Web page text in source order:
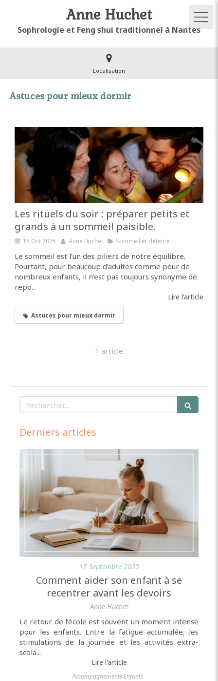
Anne Huchet
Sophrologie et Feng shui traditionnel à Nantes
Localisation
Astuces pour mieux dormir
Les rituels du soir : préparer petits et
grands à un sommeil paisible.
15 Oct 2025 Anne Huchet Sommeil et détente
Le sommeil est l’un des piliers de notre équilibre.
Pourtant, pour beaucoup d’adultes comme pour de
nombreux enfants, il n’est pas toujours synonyme de
repo...
Lire l'article
Astuces pour mieux dormir
1 article
Rechercher
Derniers articles
17 Septembre 2025
Comment aider son enfant à se
recentrer avant les devoirs
Anne Huchet
Le retour de l’école est souvent un moment intense
pour les enfants. Entre la fatigue accumulée, les
stimulations de la journée et les activités extra-
scola...
Lire l'article
Accompagnements Enfants